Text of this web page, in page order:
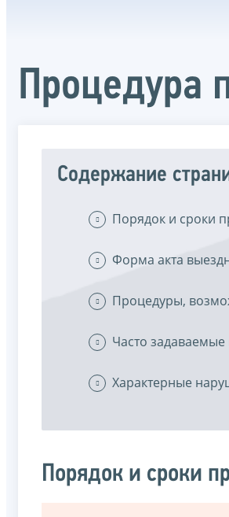
Процедура
Содержание
Порядок и сроки
Форма акта
Процедуры,
Часто
Характерные
Порядок и сроки